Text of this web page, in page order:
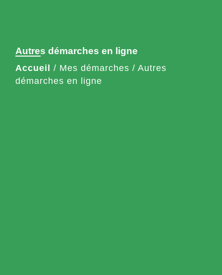
Autres démarches en ligne
Accueil / Mes démarches / Autres
démarches en ligne